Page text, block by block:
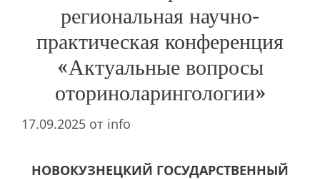
региональная научно-
практическая конференция
«Актуальные вопросы
оториноларингологии»
17.09.2025 от info
НОВОКУЗНЕЦКИЙ ГОСУДАРСТВЕННЫЙ